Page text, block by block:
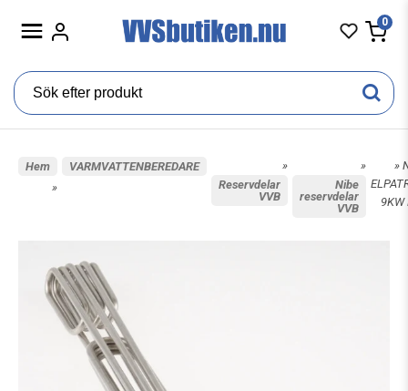
0
Hem
»
VARMVATTENBEREDARE
»
Reservdelar
VVB
»
Nibe
reservdelar
VVB
»
9KW